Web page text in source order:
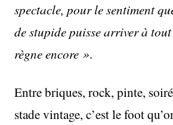
spectacle, pour le sentiment
de stupide puisse arriver à
règne encore ».
Entre briques, rock, pinte,
stade vintage, c’est le foot